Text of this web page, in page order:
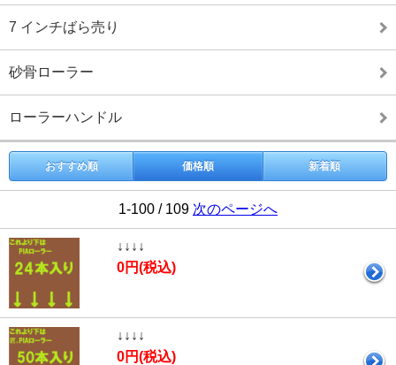
7 インチばら売り
砂骨ローラー
ローラーハンドル
おすすめ順 価格順 新着順
1-100 / 109 次のページへ
↓↓↓↓
0円(税込)
↓↓↓↓
0円(税込)